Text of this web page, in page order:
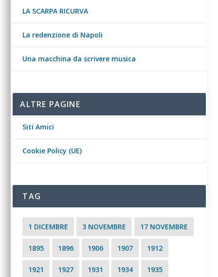
LA SCARPA RICURVA
La redenzione di Napoli
Una macchina da scrivere musica
ALTRE PAGINE
Siti Amici
Cookie Policy (UE)
TAG
1 DICEMBRE 3 NOVEMBRE 17 NOVEMBRE
1895 1896 1906 1907 1912
1921 1927 1931 1934 1935